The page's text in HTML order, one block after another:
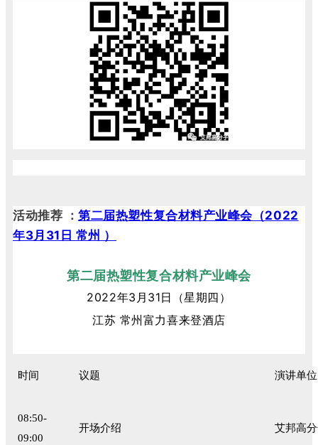
活动推荐 ：第二届热塑性复合材料产业峰会（2022
年3月31日 常州 ）
第二届热塑性复合材料产业峰会
2022年3月31日（星期四）
江苏 常州富力喜来登酒店
时间 议题 演讲单位
08:50-
09:00
开场介绍 艾邦高